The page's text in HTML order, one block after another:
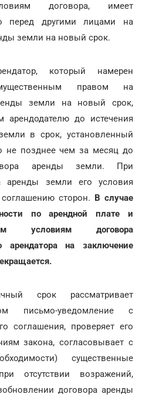
договора, имеет
перед другими лицами на
земли на новый срок.
который намерен
правом на
земли на новый срок,
арендодателю до истечения
в срок, установленный
не позднее чем за месяц до
аренды земли. При
аренды земли его условия
сторон. В случае
по арендной плате и
условиям договора
арендатора на заключение
срок рассматривает
письмо-уведомление с
соглашения, проверяет его
закона, согласовывает с
существенные
отсутствии возражений,
договора аренды